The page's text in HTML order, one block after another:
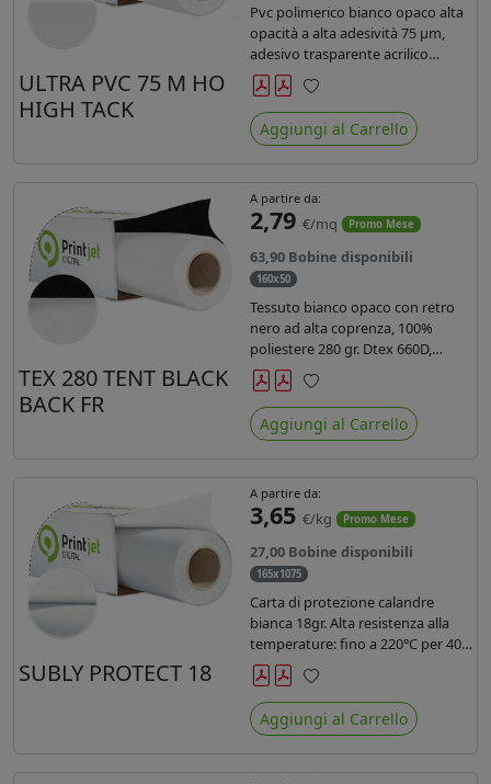
ULTRA PVC 75 M HO
HIGH TACK
Pvc polimerico bianco opaco alta
opacità a alta adesività 75 µm,
adesivo trasparente acrilico
hotmelt permanente, durata 5-7
anni liner 140gr PE su entrambi
lati. Dotato di certificato ignifugo
Bs1d0.
Preferiti
Aggiungi al Carrello
TEX 280 TENT BLACK
BACK FR
A partire da:
2,79 €/mq Promo Mese
63,90 Bobine disponibili
160x50
Tessuto bianco opaco con retro
nero ad alta coprenza, 100%
poliestere 280 gr. Dtex 660D,
idrorepellente, adatto alla stampa
sublimatica indiretta. Ideale per
tende ,coperture gazebo, prodotti
gonfiabili o cuscini di
Preferiti
Aggiungi al Carrello
SUBLY PROTECT 18
A partire da:
3,65 €/kg Promo Mese
27,00 Bobine disponibili
165x1075
Carta di protezione calandre
bianca 18gr. Alta resistenza alla
temperature: fino a 220°C per 40
secondi. Lunghezza 1075 mtl,
peso kg 35, diam. 20cm.
Preferiti
Aggiungi al Carrello